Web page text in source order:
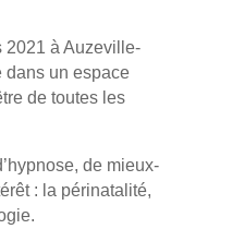
2021 à Auzeville-
dans un espace
de toutes les
de mieux-
: la périnatalité,